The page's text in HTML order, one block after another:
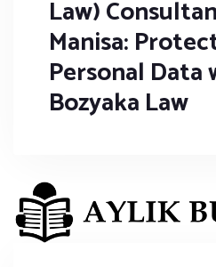
Law)
Manisa:
Personal Data
Bozyaka Law